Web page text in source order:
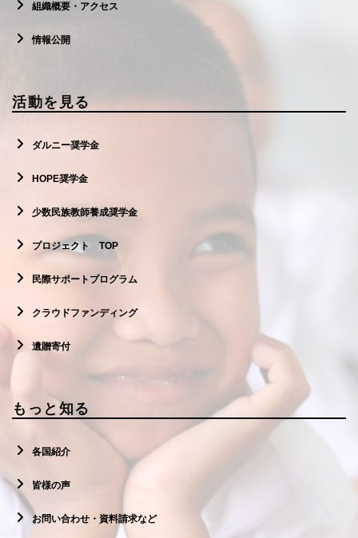
組織概要・アクセス
情報公開
活動を見る
ダルニー奨学金
HOPE奨学金
少数民族教師養成奨学金
プロジェクト TOP
民際サポートプログラム
クラウドファンディング
遺贈寄付
もっと知る
各国紹介
皆様の声
お問い合わせ・資料請求など